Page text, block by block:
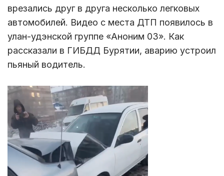
врезались друг в друга несколько легковых
автомобилей. Видео с места ДТП появилось в
улан-удэнской группе «Аноним 03». Как
рассказали в ГИБДД Бурятии, аварию устроил
пьяный водитель.